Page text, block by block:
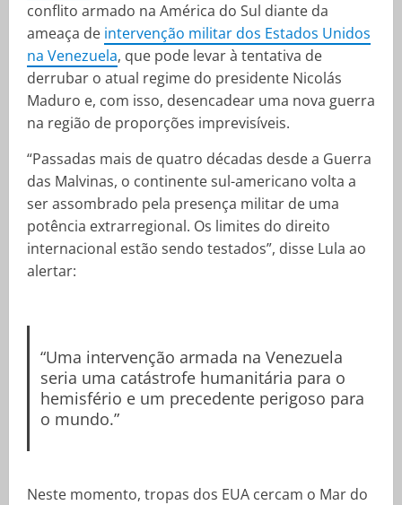
conflito armado na América do Sul diante da
ameaça de intervenção militar dos Estados Unidos
na Venezuela, que pode levar à tentativa de
derrubar o atual regime do presidente Nicolás
Maduro e, com isso, desencadear uma nova guerra
na região de proporções imprevisíveis.
“Passadas mais de quatro décadas desde a Guerra
das Malvinas, o continente sul-americano volta a
ser assombrado pela presença militar de uma
potência extrarregional. Os limites do direito
internacional estão sendo testados”, disse Lula ao
alertar:
“Uma intervenção armada na Venezuela
seria uma catástrofe humanitária para o
hemisfério e um precedente perigoso para
o mundo.”
Neste momento, tropas dos EUA cercam o Mar do